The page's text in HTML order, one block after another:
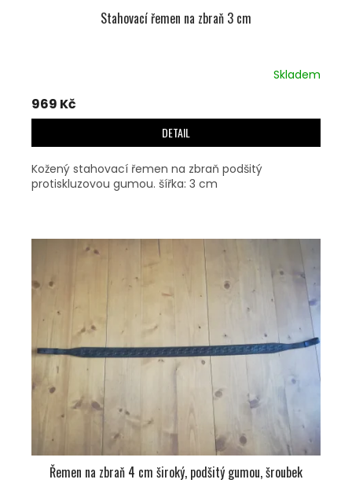
Stahovací řemen na zbraň 3 cm
Skladem
969 Kč
DETAIL
Kožený stahovací řemen na zbraň podšitý
protiskluzovou gumou. šířka: 3 cm
Řemen na zbraň 4 cm široký, podšitý gumou, šroubek